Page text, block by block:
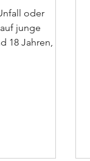
oder
junge
18 Jahren, hat